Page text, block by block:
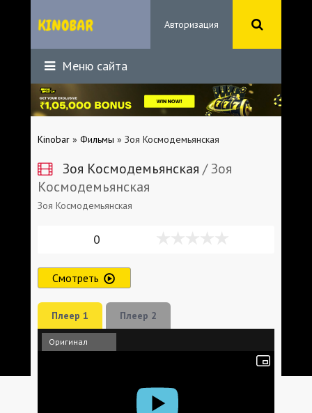
Авторизация
Меню сайта
Kinobar » Фильмы » Зоя Космодемьянская
Зоя Космодемьянская / Зоя
Космодемьянская
Зоя Космодемьянская
0
Смотреть
Плеер 1 Плеер 2
Оригинал